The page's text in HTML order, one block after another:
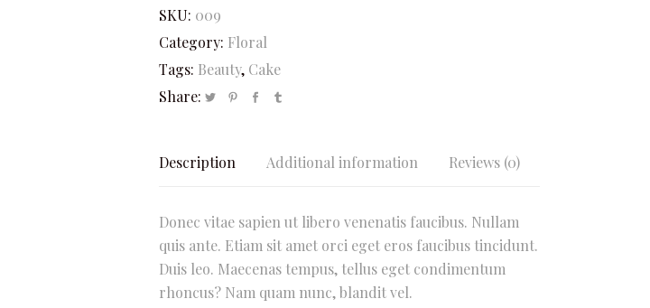
SKU: 009
Category: Floral
Tags: Beauty, Cake
Share:
Description Additional information Reviews (0)
Donec vitae sapien ut libero venenatis faucibus. Nullam
quis ante. Etiam sit amet orci eget eros faucibus tincidunt.
Duis leo. Maecenas tempus, tellus eget condimentum
rhoncus? Nam quam nunc, blandit vel.